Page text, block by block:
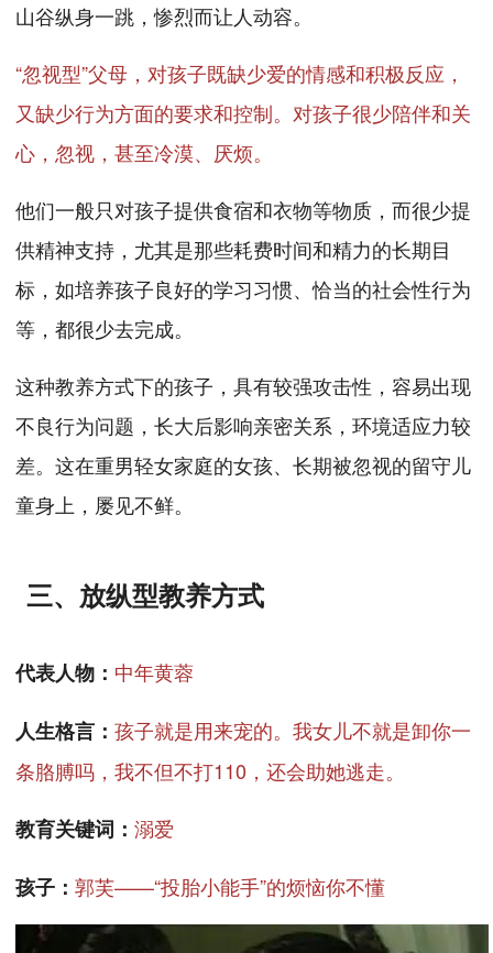
山谷纵身一跳，惨烈而让人动容。
“忽视型”父母，对孩子既缺少爱的情感和积极反应，
又缺少行为方面的要求和控制。对孩子很少陪伴和关
心，忽视，甚至冷漠、厌烦。
他们一般只对孩子提供食宿和衣物等物质，而很少提
供精神支持，尤其是那些耗费时间和精力的长期目
标，如培养孩子良好的学习习惯、恰当的社会性行为
等，都很少去完成。
这种教养方式下的孩子，具有较强攻击性，容易出现
不良行为问题，长大后影响亲密关系，环境适应力较
差。这在重男轻女家庭的女孩、长期被忽视的留守儿
童身上，屡见不鲜。
三、放纵型教养方式
代表人物： 中年黄蓉
人生格言：孩子就是用来宠的。我女儿不就是卸你一
条胳膊吗，我不但不打110，还会助她逃走。
教育关键词：溺爱
孩子：郭芙——“投胎小能手”的烦恼你不懂